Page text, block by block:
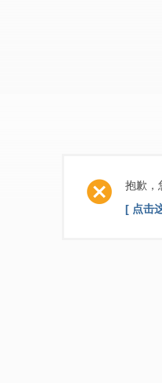
抱歉，
[ 点击